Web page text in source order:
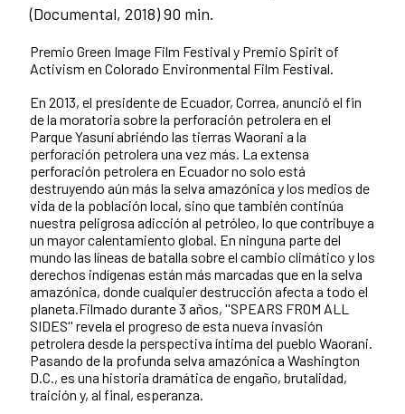
(Documental, 2018) 90 min.
Premio Green Image Film Festival y Premio Spirit of
Activism en Colorado Environmental Film Festival.
En 2013, el presidente de Ecuador, Correa, anunció el fin
de la moratoria sobre la perforación petrolera en el
Parque Yasuní abriéndo las tierras Waorani a la
perforación petrolera una vez más. La extensa
perforación petrolera en Ecuador no solo está
destruyendo aún más la selva amazónica y los medios de
vida de la población local, sino que también continúa
nuestra peligrosa adicción al petróleo, lo que contribuye a
un mayor calentamiento global. En ninguna parte del
mundo las líneas de batalla sobre el cambio climático y los
derechos indígenas están más marcadas que en la selva
amazónica, donde cualquier destrucción afecta a todo el
planeta.Filmado durante 3 años, ''SPEARS FROM ALL
SIDES'' revela el progreso de esta nueva invasión
petrolera desde la perspectiva íntima del pueblo Waorani.
Pasando de la profunda selva amazónica a Washington
D.C., es una historia dramática de engaño, brutalidad,
traición y, al final, esperanza.